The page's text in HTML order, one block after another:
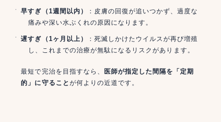
早すぎ（1週間以内）
：皮膚の回復が追いつかず、過度な
痛みや深い水ぶくれの原因になります。
遅すぎ（1ヶ月以上）
：死滅しかけたウイルスが再び増殖
し、これまでの治療が無駄になるリスクがあります。
最短で完治を目指すなら、 医師が指定した間隔を「定期
的」に守ること が何よりの近道です。